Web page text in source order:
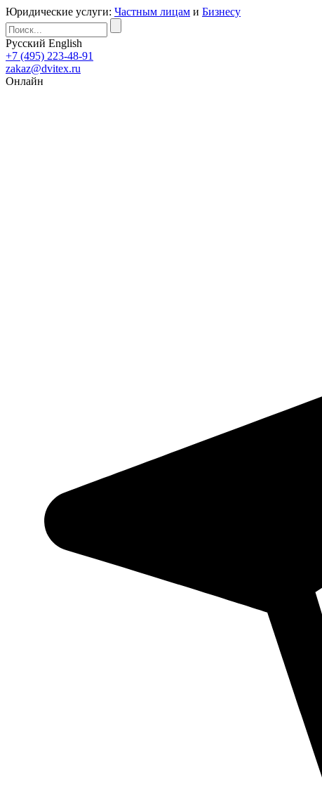
Юридические услуги: Частным лицам и Бизнесу
Русский English
+7 (495) 223-48-91
zakaz@dvitex.ru
Онлайн